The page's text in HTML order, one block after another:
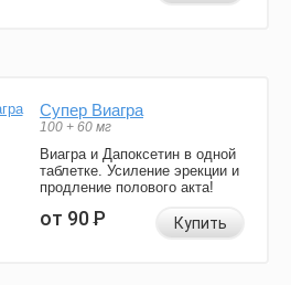
Супер Виагра
100 + 60 мг
Виагра и Дапоксетин в одной
таблетке. Усиление эрекции и
продление полового акта!
от 90Р Купить